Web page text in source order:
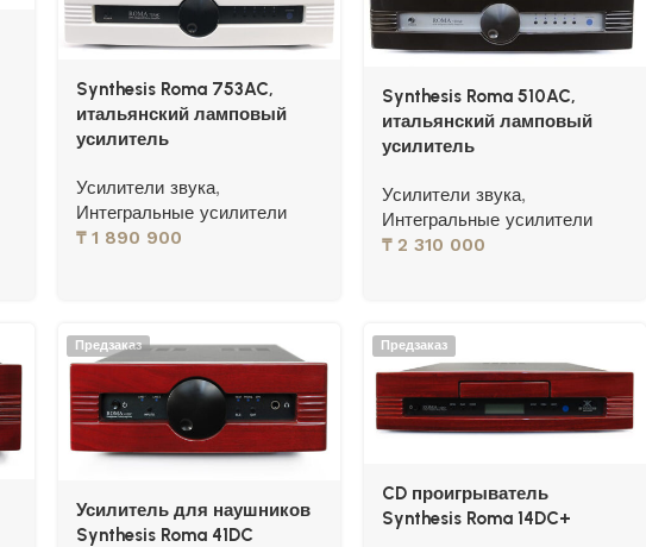
Synthesis Roma 753AC,
итальянский ламповый
усилитель
Усилители звука,
Интегральные усилители
₸1 890 900
Synthesis Roma 510AC,
итальянский ламповый
усилитель
Усилители звука,
Интегральные усилители
₸2 310 000
Предзаказ
Усилитель для наушников
Synthesis Roma 41DC
Предзаказ
CD проигрыватель
Synthesis Roma 14DC+